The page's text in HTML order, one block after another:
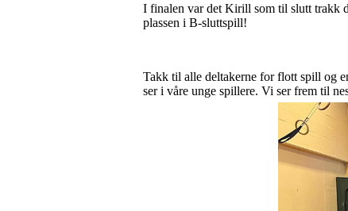
I finalen var det Kirill som til slutt trakk
plassen i B-sluttspill!
Takk til alle deltakerne for flott spill og
ser i våre unge spillere. Vi ser frem til